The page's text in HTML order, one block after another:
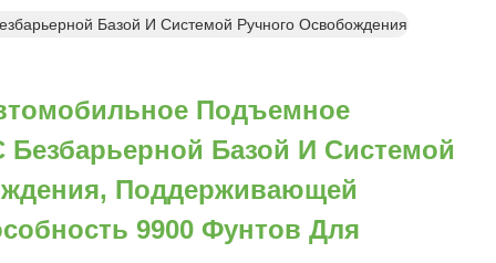
Базой И Системой Ручного Освобождения,
Подъемное
Базой И Системой
Поддерживающей
9900 Фунтов Для